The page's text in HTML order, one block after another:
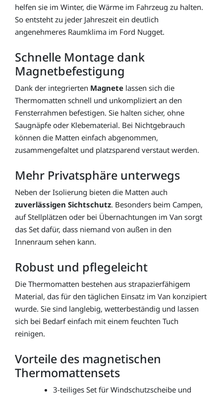
helfen sie im Winter, die Wärme im Fahrzeug zu halten.
So entsteht zu jeder Jahreszeit ein deutlich
angenehmeres Raumklima im Ford Nugget.
Schnelle Montage dank
Magnetbefestigung
Dank der integrierten Magnete lassen sich die
Thermomatten schnell und unkompliziert an den
Fensterrahmen befestigen. Sie halten sicher, ohne
Saugnäpfe oder Klebematerial. Bei Nichtgebrauch
können die Matten einfach abgenommen,
zusammengefaltet und platzsparend verstaut werden.
Mehr Privatsphäre unterwegs
Neben der Isolierung bieten die Matten auch
zuverlässigen Sichtschutz. Besonders beim Campen,
auf Stellplätzen oder bei Übernachtungen im Van sorgt
das Set dafür, dass niemand von außen in den
Innenraum sehen kann.
Robust und pflegeleicht
Die Thermomatten bestehen aus strapazierfähigem
Material, das für den täglichen Einsatz im Van konzipiert
wurde. Sie sind langlebig, wetterbeständig und lassen
sich bei Bedarf einfach mit einem feuchten Tuch
reinigen.
Vorteile des magnetischen
Thermomattensets
3-teiliges Set für Windschutzscheibe und